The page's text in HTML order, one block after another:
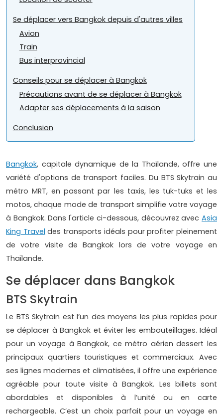
Se déplacer vers Bangkok depuis d'autres villes
Avion
Train
Bus interprovincial
Conseils pour se déplacer à Bangkok
Précautions avant de se déplacer à Bangkok
Adapter ses déplacements à la saison
Conclusion
Bangkok, capitale dynamique de la Thaïlande, offre une
variété d'options de transport faciles. Du BTS Skytrain au
métro MRT, en passant par les taxis, les tuk-tuks et les
motos, chaque mode de transport simplifie votre voyage
à Bangkok. Dans l'article ci-dessous, découvrez avec Asia
King Travel des transports idéals pour profiter pleinement
de votre visite de Bangkok lors de votre voyage en
Thaïlande.
Se déplacer dans Bangkok
BTS Skytrain
Le BTS Skytrain est l’un des moyens les plus rapides pour
se déplacer à Bangkok et éviter les embouteillages. Idéal
pour un voyage à Bangkok, ce métro aérien dessert les
principaux quartiers touristiques et commerciaux. Avec
ses lignes modernes et climatisées, il offre une expérience
agréable pour toute visite à Bangkok. Les billets sont
abordables et disponibles à l’unité ou en carte
rechargeable. C’est un choix parfait pour un voyage en